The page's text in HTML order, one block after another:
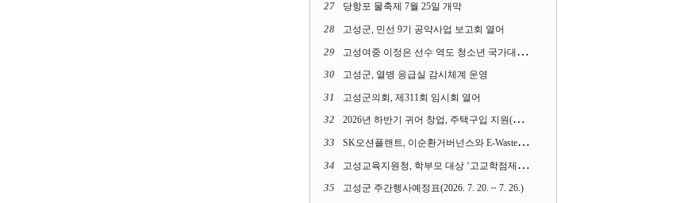
27 당항포 물축제 7월 25일 개막
28 고성군, 민선 9기 공약사업 보고회 열어
29 고성여중 이정은 선수 역도 청소년 국가대표에 뽑혀
30 고성군, 열병 응급실 감시체계 운영
31 고성군의회, 제311회 임시회 열어
32 2026년 하반기 귀어 창업, 주택구입 지원(융자) 사업대상자 모집
33 SK오션플랜트, 이순환거버넌스와 E-Waste Zero 업무협약
34 고성교육지원청, 학부모 대상 ‘고교학점제와 대입제도 설명회’ 열어
35 고성군 주간행사예정표(2026. 7. 20. ~ 7. 26.)